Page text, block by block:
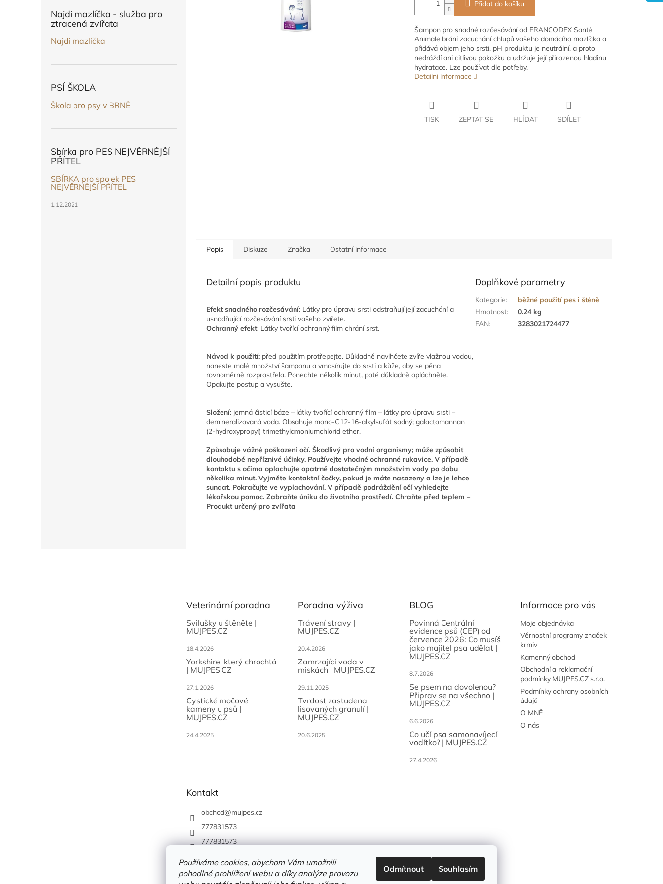
Používáme cookies, abychom Vám umožnili
pohodlné prohlížení webu a díky analýze provozu
Odmítnout Souhlasím
Najdi mazlíčka - služba pro
ztracená zvířata
Najdi mazlíčka
PSÍ ŠKOLA
Škola pro psy v BRNĚ
Sbírka pro PES NEJVĚRNĚJŠÍ
PŘÍTEL
SBÍRKA pro spolek PES
NEJVĚRNĚJŠÍ PŘÍTEL
1.12.2021
Přidat do košíku
Šampon pro snadné rozčesávání od FRANCODEX Santé
Animale brání zacuchání chlupů vašeho domácího mazlíčka a
přidává objem jeho srsti. pH produktu je neutrální, a proto
nedráždí ani citlivou pokožku a udržuje její přirozenou hladinu
hydratace. Lze používat dle potřeby.
Detailní informace
TISK ZEPTAT SE HLÍDAT SDÍLET
Popis Diskuze Značka Ostatní informace
Detailní popis produktu
Efekt snadného rozčesávání: Látky pro úpravu srsti odstraňují její zacuchání a
usnadňující rozčesávání srsti vašeho zvířete.
Ochranný efekt: Látky tvořící ochranný film chrání srst.
Návod k použití: před použitím protřepejte. Důkladně navlhčete zvíře vlažnou vodou,
naneste malé množství šamponu a vmasírujte do srsti a kůže, aby se pěna
rovnoměrně rozprostřela. Ponechte několik minut, poté důkladně opláchněte.
Opakujte postup a vysušte.
Složení: jemná čisticí báze – látky tvořící ochranný film – látky pro úpravu srsti –
demineralizovaná voda. Obsahuje mono-C12-16-alkylsufát sodný; galactomannan
(2-hydroxypropyl) trimethylamoniumchlorid ether.
Způsobuje vážné poškození očí. Škodlivý pro vodní organismy; může způsobit
dlouhodobé nepříznivé účinky. Používejte vhodné ochranné rukavice. V případě
kontaktu s očima oplachujte opatrně dostatečným množstvím vody po dobu
několika minut. Vyjměte kontaktní čočky, pokud je máte nasazeny a lze je lehce
sundat. Pokračujte ve vyplachování. V případě podráždění očí vyhledejte
lékařskou pomoc. Zabraňte úniku do životního prostředí. Chraňte před teplem –
Produkt určený pro zvířata
Doplňkové parametry
Kategorie:
běžné použití pes i štěně
Hmotnost:
0.24 kg
EAN: 3283021724477
Veterinární poradna
Svilušky u štěněte |
MUJPES.CZ
18.4.2026
Yorkshire, který chrochtá
| MUJPES.CZ
27.1.2026
Cystické močové
kameny u psů |
MUJPES.CZ
24.4.2025
Poradna výživa
Trávení stravy |
MUJPES.CZ
20.4.2026
Zamrzající voda v
miskách | MUJPES.CZ
29.11.2025
Tvrdost zastudena
lisovaných granulí |
MUJPES.CZ
20.6.2025
BLOG
Povinná Centrální
evidence psů (CEP) od
července 2026: Co musíš
jako majitel psa udělat |
MUJPES.CZ
8.7.2026
Se psem na dovolenou?
Připrav se na všechno |
MUJPES.CZ
6.6.2026
Co učí psa samonavíjecí
vodítko? | MUJPES.CZ
27.4.2026
Informace pro vás
Moje objednávka
Věrnostní programy značek
krmiv
Kamenný obchod
Obchodní a reklamační
podmínky MUJPES.CZ s.r.o.
Podmínky ochrany osobních
údajů
O MNĚ
O nás
Kontakt
obchod@mujpes.cz
777831573
777831573